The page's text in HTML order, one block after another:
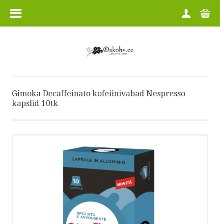
KAUBAMÄRGID
PRIVAATSUSPOLIITIKA
Gimoka Decaffeinato kofeiinivabad Nespresso
kapslid 10tk